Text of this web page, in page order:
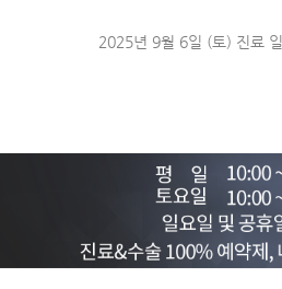
2025년 9월 6일 (토) 진료